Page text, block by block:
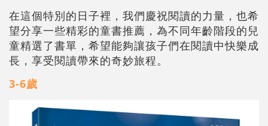
在這個特別的日子裡，我們慶祝閱讀的力量，也希
望分享一些精彩的童書推薦，為不同年齡階段的兒
童精選了書單，希望能夠讓孩子們在閱讀中快樂成
長，享受閱讀帶來的奇妙旅程。
3-6歲